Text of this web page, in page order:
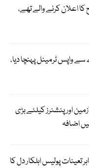
کا اعلان کرنے والے تھے،
واپس ٹرمینل پہنچا دیا،
اور پنشنرز کیلئے بڑی
اضافہ
تعینات پولیس اہلکار دل کا